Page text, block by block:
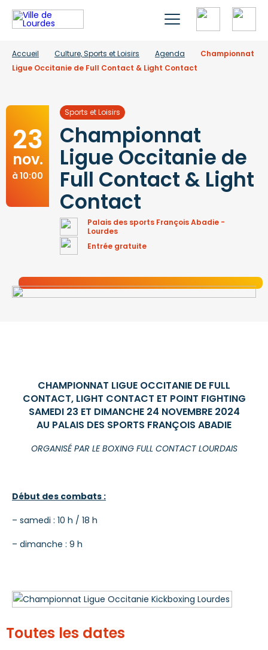
Accueil Culture, Sports et Loisirs Agenda
Championnat
Ligue Occitanie de Full Contact & Light Contact
23
nov.
à 10:00
Sports et Loisirs
Championnat
Ligue Occitanie de
Full Contact & Light
Contact
Palais des sports François Abadie -
Lourdes
Entrée gratuite
CHAMPIONNAT LIGUE OCCITANIE DE FULL
CONTACT, LIGHT CONTACT ET POINT FIGHTING
SAMEDI 23 ET DIMANCHE 24 NOVEMBRE 2024
AU PALAIS DES SPORTS FRANÇOIS ABADIE
ORGANISÉ PAR LE BOXING FULL CONTACT LOURDAIS
Début des combats :
– samedi : 10 h / 18 h
– dimanche : 9 h
Toutes les dates